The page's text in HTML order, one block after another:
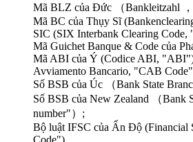
Mã BLZ của Đức （Bankleitzahl
Mã BC của Thụy Sĩ
SIC (SIX Interbank Clearing Code,
Mã Guichet Banque & Code của
Mã ABI của Ý (Codice ABI,
Avviamento Bancario, "CAB
Số BSB của Úc （Bank State
Số BSB của New Zealand （Bank
number"）;
Bộ luật IFSC của Ấn Độ (Financial